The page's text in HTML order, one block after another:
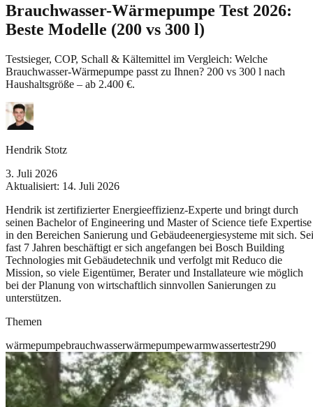
Brauchwasser-Wärmepumpe Test 2026:
Beste Modelle (200 vs 300 l)
Testsieger, COP, Schall & Kältemittel im Vergleich: Welche
Brauchwasser-Wärmepumpe passt zu Ihnen? 200 vs 300 l nach
Haushaltsgröße – ab 2.400 €.
Hendrik Stotz
3. Juli 2026
Aktualisiert: 14. Juli 2026
Hendrik ist zertifizierter Energieeffizienz-Experte und bringt durch
seinen Bachelor of Engineering und Master of Science tiefe Expertise
in den Bereichen Sanierung und Gebäudeenergiesysteme mit sich.
fast 7 Jahren beschäftigt er sich angefangen bei Bosch Building
Technologies mit Gebäudetechnik und verfolgt mit Reduco die
Mission, so viele Eigentümer, Berater und Installateure wie möglich
bei der Planung von wirtschaftlich sinnvollen Sanierungen zu
unterstützen.
Themen
wärmepumpebrauchwasserwärmepumpewarmwassertestr290